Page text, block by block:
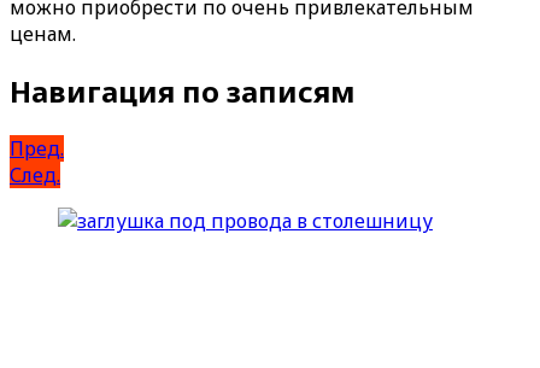
можно приобрести по очень привлекательным
ценам.
Навигация по записям
Пред.
След.